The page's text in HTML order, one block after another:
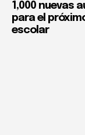
1,000 nuevas
para el
escolar